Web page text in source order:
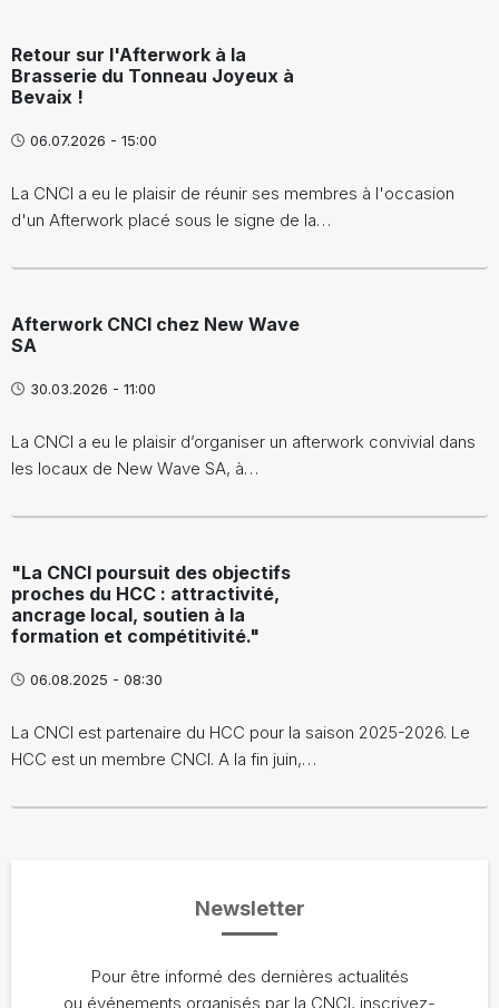
Retour sur l'Afterwork à la
Brasserie du Tonneau Joyeux à
Bevaix !
06.07.2026 - 15:00
La CNCI a eu le plaisir de réunir ses membres à l'occasion
d'un Afterwork placé sous le signe de la…
Afterwork CNCI chez New Wave
SA
30.03.2026 - 11:00
La CNCI a eu le plaisir d’organiser un afterwork convivial dans
les locaux de New Wave SA, à…
"La CNCI poursuit des objectifs
proches du HCC : attractivité,
ancrage local, soutien à la
formation et compétitivité."
06.08.2025 - 08:30
La CNCI est partenaire du HCC pour la saison 2025-2026. Le
HCC est un membre CNCI. A la fin juin,…
Newsletter
Pour être informé des dernières actualités
ou événements organisés par la CNCI, inscrivez-